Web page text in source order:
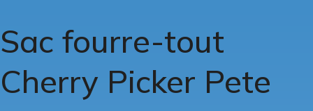
Sac fourre-tout
Cherry Picker Pete